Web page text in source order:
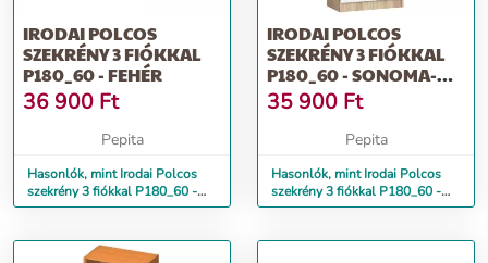
IRODAI POLCOS
SZEKRÉNY 3 FIÓKKAL
P180_60 - FEHÉR
36 900 Ft
Pepita
Hasonlók, mint Irodai Polcos
szekrény 3 fiókkal P180_60 -
fehér
IRODAI POLCOS
SZEKRÉNY 3 FIÓKKAL
P180_60 - SONOMA-
FEHÉR
35 900 Ft
Pepita
Hasonlók, mint Irodai Polcos
szekrény 3 fiókkal P180_60 -
sonoma-fehér